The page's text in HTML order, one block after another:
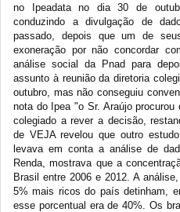
no Ipeadata no dia 30 de
conduzindo a divulgação de
passado, depois que um de
exoneração por não concordar
análise social da Pnad para
assunto à reunião da diretoria
outubro, mas não conseguiu
nota do Ipea "o Sr. Araújo
colegiado a rever a decisão,
de VEJA revelou que outro
levava em conta a análise de
Renda, mostrava que a
Brasil entre 2006 e 2012. A
5% mais ricos do país detinham,
esse porcentual era de 40%. Os